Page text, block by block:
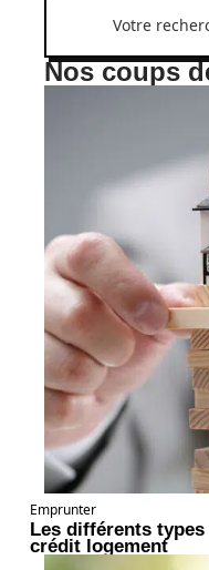
Nos coups
Emprunter
Les différents
crédit logement